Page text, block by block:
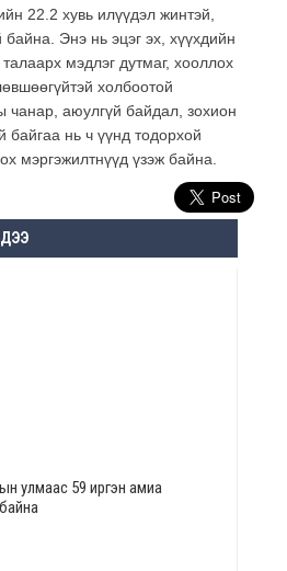
22.2 хувь илүүдэл жинтэй,
байна. Энэ нь эцэг эх, хүүхдийн
мэдлэг дутмаг, хооллох
холбоотой
чанар, аюулгүй байдал, зохион
байгаа нь ч үүнд тодорхой
мэргэжилтнүүд үзэж байна.
улмаас 59 иргэн амиа